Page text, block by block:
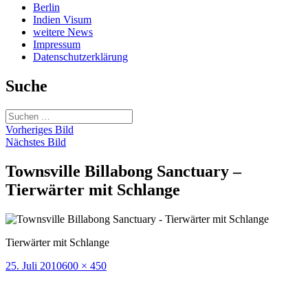
Berlin
Indien Visum
weitere News
Impressum
Datenschutzerklärung
Suche
Suchen
nach:
Vorheriges Bild
Nächstes Bild
Townsville Billabong Sanctuary –
Tierwärter mit Schlange
Tierwärter mit Schlange
Veröffentlicht
25. Juli 2010Volle
600 × 450